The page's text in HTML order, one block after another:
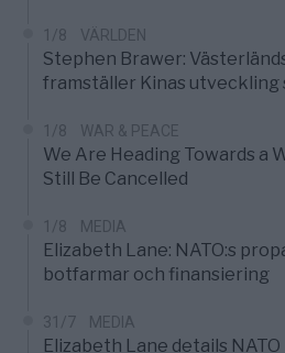
1/8 VÄRLDEN
Stephen Brawer:
framställer Kinas utveckling
1/8 WAR & PEACE
We Are Heading Towards a
Still Be Cancelled
1/8 MEDIA
Elizabeth Lane: NATO:s
botfarmar och finansiering
31/7 MEDIA
Elizabeth Lane details